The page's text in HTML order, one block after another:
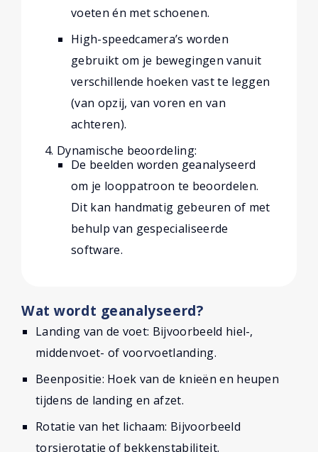
voeten én met schoenen.
High-speedcamera’s worden
gebruikt om je bewegingen vanuit
verschillende hoeken vast te leggen
(van opzij, van voren en van
achteren).
Dynamische beoordeling:
De beelden worden geanalyseerd
om je looppatroon te beoordelen.
Dit kan handmatig gebeuren of met
behulp van gespecialiseerde
software.
Wat wordt geanalyseerd?
Landing van de voet: Bijvoorbeeld hiel-,
middenvoet- of voorvoetlanding.
Beenpositie: Hoek van de knieën en heupen
tijdens de landing en afzet.
Rotatie van het lichaam: Bijvoorbeeld
torsierotatie of bekkenstabiliteit.